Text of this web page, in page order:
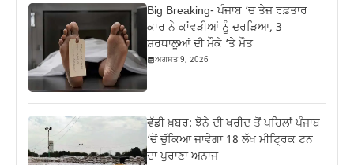
Big Breaking- ਪੰਜਾਬ ‘ਚ ਤੇਜ਼ ਰਫ਼ਤਾਰ
ਕਾਰ ਨੇ ਕਾਂਵੜੀਆਂ ਨੂੰ ਦਰੜਿਆ, 3
ਸ਼ਰਧਾਲੂਆਂ ਦੀ ਮੌਕੇ ‘ਤੇ ਮੌਤ
ਅਗਸਤ 9, 2026
ਵੱਡੀ ਖ਼ਬਰ: ਝੋਨੇ ਦੀ ਖਰੀਦ ਤੋਂ ਪਹਿਲਾਂ ਪੰਜਾਬ
‘ਚੋਂ ਚੁੱਕਿਆ ਜਾਵੇਗਾ 18 ਲੱਖ ਮੀਟ੍ਰਿਕ ਟਨ
ਦਾ ਪੁਰਾਣਾ ਅਨਾਜ